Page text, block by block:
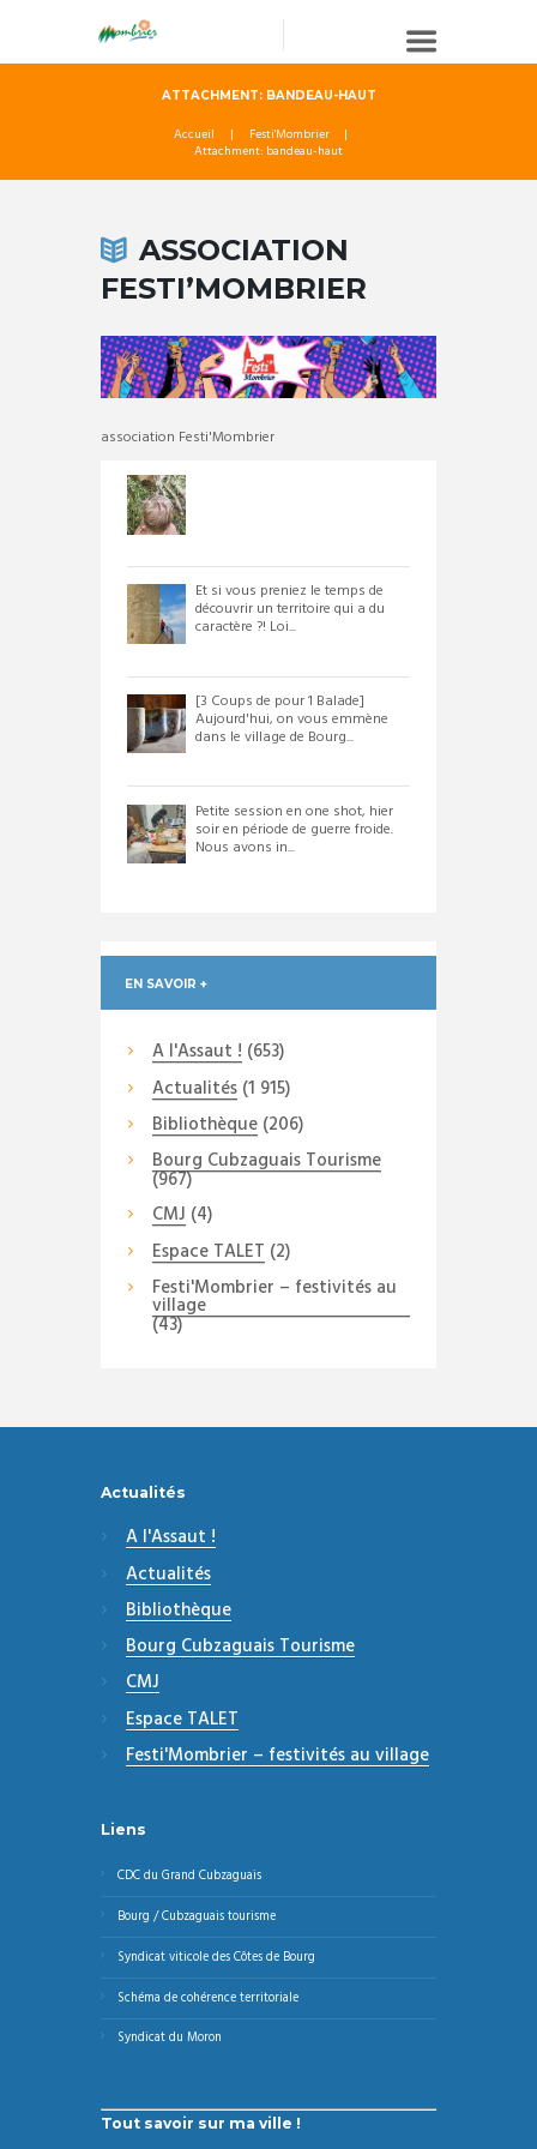
ATTACHMENT: BANDEAU-HAUT
Accueil
Festi'Mombrier
Attachment: bandeau-haut
ASSOCIATION
FESTI’MOMBRIER
association Festi'Mombrier
Et si vous preniez le temps de
découvrir un territoire qui a du
caractère ?! Loi...
[3 Coups de pour 1 Balade]
Aujourd'hui, on vous emmène
dans le village de Bourg...
Petite session en one shot, hier
soir en période de guerre froide.
Nous avons in...
EN SAVOIR +
A l'Assaut ! (653)
Actualités(1 915)
Bibliothèque(206)
Bourg Cubzaguais Tourisme
(967)
CMJ (4)
Espace TALET (2)
Festi'Mombrier – festivités au
village
(43)
Actualités
A l'Assaut !
Actualités
Bibliothèque
Bourg Cubzaguais Tourisme
CMJ
Espace TALET
Festi'Mombrier – festivités au village
Liens
CDC du Grand Cubzaguais
Bourg / Cubzaguais tourisme
Syndicat viticole des Côtes de Bourg
Schéma de cohérence territoriale
Syndicat du Moron
Tout savoir sur ma ville !